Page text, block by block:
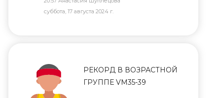
суббота, 17 августа 2024 г.
РЕКОРД В ВОЗРАСТНОЙ
ГРУППЕ VM35-39